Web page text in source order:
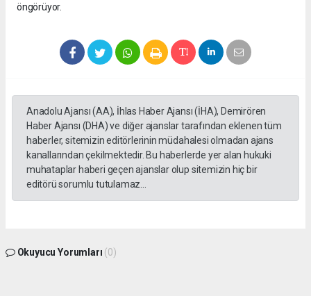
öngörüyor.
Anadolu Ajansı (AA), İhlas Haber Ajansı (İHA), Demirören
Haber Ajansı (DHA) ve diğer ajanslar tarafından eklenen tüm
haberler, sitemizin editörlerinin müdahalesi olmadan ajans
kanallarından çekilmektedir. Bu haberlerde yer alan hukuki
muhataplar haberi geçen ajanslar olup sitemizin hiç bir
editörü sorumlu tutulamaz...
Okuyucu Yorumları (0)